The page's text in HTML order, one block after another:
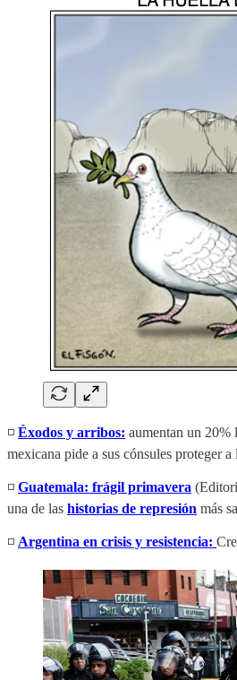
◽️ Éxodos y arribos: aumentan un 20%
mexicana pide a sus cónsules proteger
◽️ Guatemala: frágil primavera
una de las historias de represión más
◽️ Argentina en crisis y resistencia: